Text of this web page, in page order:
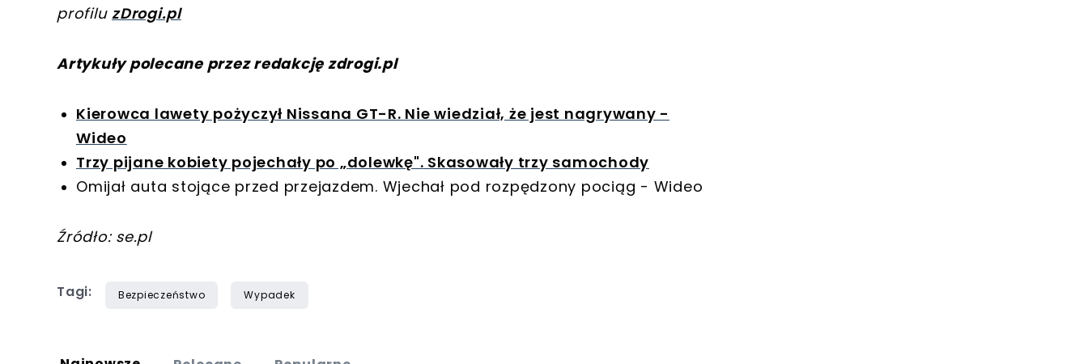
profilu zDrogi.pl
Artykuły polecane przez redakcję zdrogi.pl
Kierowca lawety pożyczył Nissana GT-R. Nie wiedział, że jest nagrywany -
Wideo
Trzy pijane kobiety pojechały po „dolewkę". Skasowały trzy samochody
Omijał auta stojące przed przejazdem. Wjechał pod rozpędzony pociąg - Wideo
Źródło: se.pl
Tagi: Bezpieczeństwo Wypadek